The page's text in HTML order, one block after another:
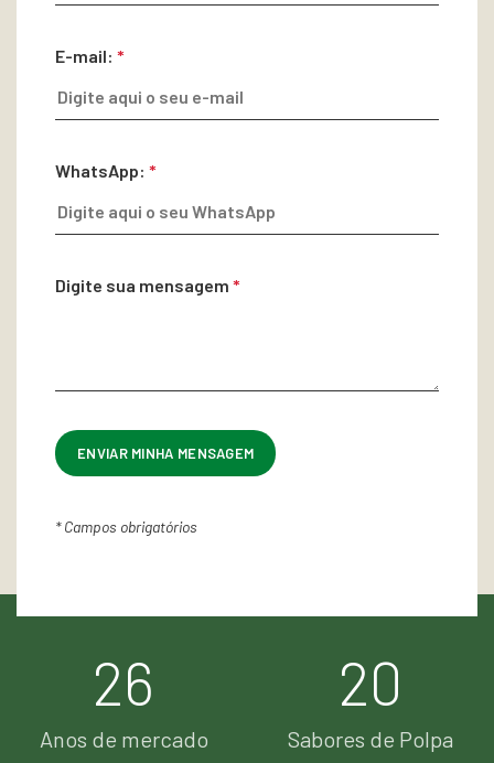
E-mail: *
WhatsApp: *
Digite sua mensagem *
*Campos obrigatórios
26
Anos de mercado
20
Sabores de Polpa